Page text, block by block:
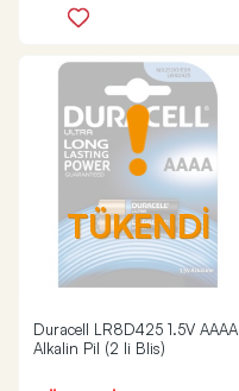
TÜKENDİ
Duracell LR8D425 1.5V AAAA
Alkalin Pil (2 li Blis)